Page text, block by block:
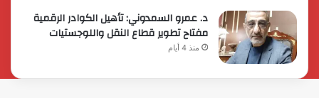
د. عمرو السمدوني: تأهيل الكوادر الرقمية
مفتاح تطوير قطاع النقل واللوجستيات
منذ 4 أيام